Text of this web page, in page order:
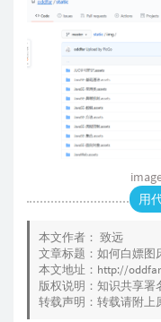
用
本文作者： 致远
文章标题： 如何白嫖图
本文地址： http://
版权说明：知识共享署
转载声明：转载请附上